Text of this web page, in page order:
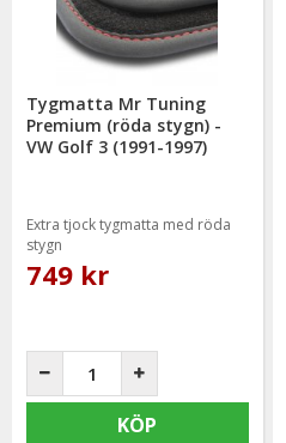
Tygmatta Mr Tuning
Premium (röda stygn) -
VW Golf 3 (1991-1997)
Extra tjock tygmatta med röda
stygn
749 kr
KÖP